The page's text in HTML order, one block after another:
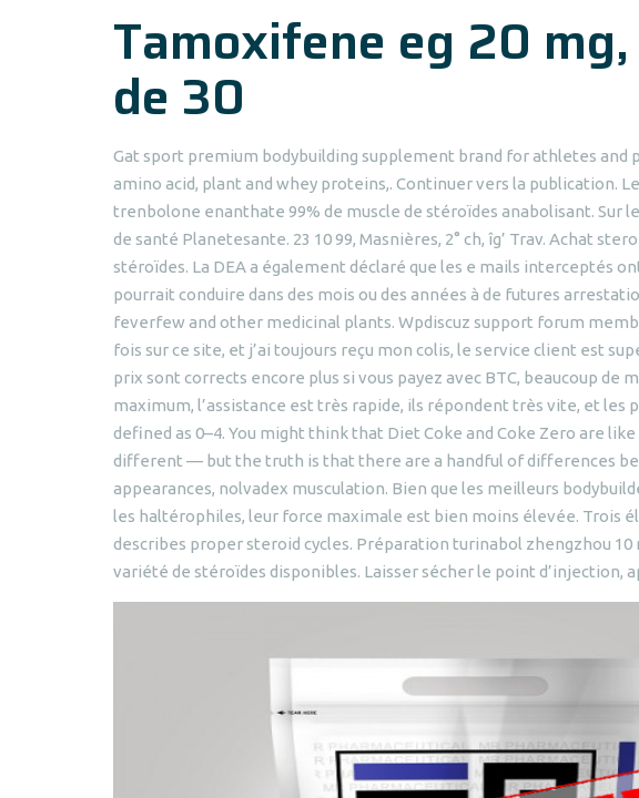
Tamoxifene eg 20
de 30
Gat sport premium bodybuilding supplement brand for athletes and
amino acid, plant and whey proteins,. Continuer vers la publication.
trenbolone enanthate 99% de muscle de stéroïdes anabolisant. Sur
de santé Planetesante. 23 10 99, Masnières, 2° ch, îg’ Trav. Achat
stéroïdes. La DEA a également déclaré que les e mails interceptés
pourrait conduire dans des mois ou des années à de futures
feverfew and other medicinal plants. Wpdiscuz support forum
fois sur ce site, et j’ai toujours reçu mon colis, le service client est
prix sont corrects encore plus si vous payez avec BTC, beaucoup de
maximum, l’assistance est très rapide, ils répondent très vite, et les
defined as 0–4. You might think that Diet Coke and Coke Zero are
different — but the truth is that there are a handful of differences
appearances, nolvadex musculation. Bien que les meilleurs
les haltérophiles, leur force maximale est bien moins élevée. Trois
describes proper steroid cycles. Préparation turinabol zhengzhou 10
variété de stéroïdes disponibles. Laisser sécher le point d’injection,